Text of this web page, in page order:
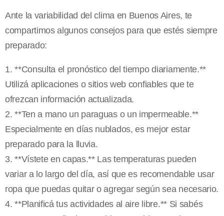
Ante la variabilidad del clima en Buenos Aires, te
compartimos algunos consejos para que estés siempre
preparado:
1. **Consulta el pronóstico del tiempo diariamente.**
Utilizá aplicaciones o sitios web confiables que te
ofrezcan información actualizada.
2. **Ten a mano un paraguas o un impermeable.**
Especialmente en días nublados, es mejor estar
preparado para la lluvia.
3. **Vístete en capas.** Las temperaturas pueden
variar a lo largo del día, así que es recomendable usar
ropa que puedas quitar o agregar según sea necesario.
4. **Planificá tus actividades al aire libre.** Si sabés